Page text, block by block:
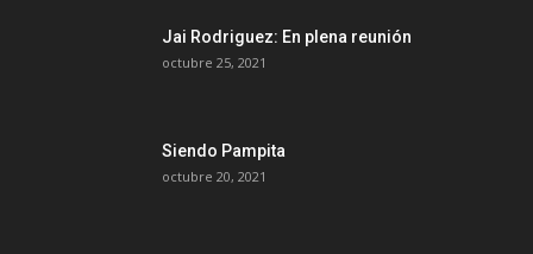
Jai Rodriguez: En plena reunión
octubre 25, 2021
Siendo Pampita
octubre 20, 2021